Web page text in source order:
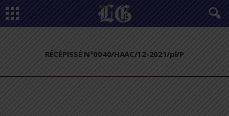
RÉCÉPISSÉ N°0040/HAAC/12-2021/pl/P